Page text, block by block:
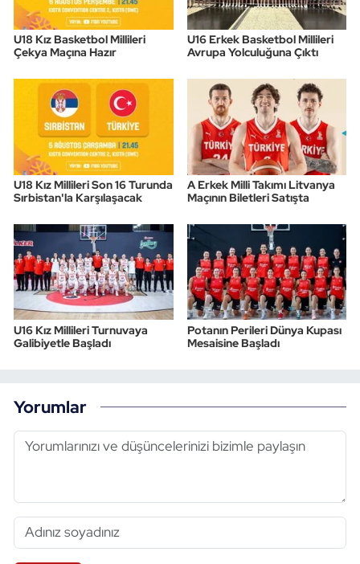
U18 Kız Basketbol Millileri
Çekya Maçına Hazır
U16 Erkek Basketbol Millileri
Avrupa Yolculuğuna Çıktı
U18 Kız Millileri Son 16 Turunda
Sırbistan'la Karşılaşacak
A Erkek Milli Takımı Litvanya
Maçının Biletleri Satışta
U16 Kız Millileri Turnuvaya
Galibiyetle Başladı
Potanın Perileri Dünya Kupası
Mesaisine Başladı
Yorumlar